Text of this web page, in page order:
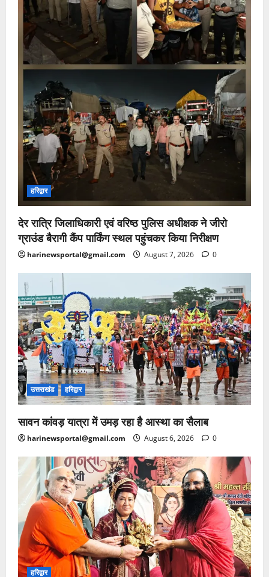
हरिद्वार
देर रात्रि जिलाधिकारी एवं वरिष्ठ पुलिस अधीक्षक ने जीरो
ग्राउंड बैरागी कैंप पार्किंग स्थल पहुंचकर किया निरीक्षण
harinewsportal@gmail.com August 7, 2026 0
उत्तराखंड हरिद्वार
सावन कांवड़ यात्रा में उमड़ रहा है आस्था का सैलाब
harinewsportal@gmail.com August 6, 2026 0
हरिद्वार